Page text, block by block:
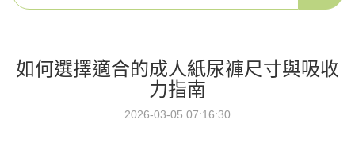
如何選擇適合的成人紙尿褲尺寸與吸收
力指南
2026-03-05 07:16:30